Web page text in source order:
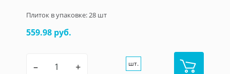
Плиток в упаковке:28 шт
559.98 руб.
– + шт.